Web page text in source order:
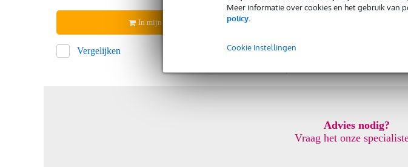
Meer informatie over cookies en het gebruik van
policy.
Cookie Instellingen
Vergelijken
In mijn winkelwagen
Advies nodig?
Vraag het onze